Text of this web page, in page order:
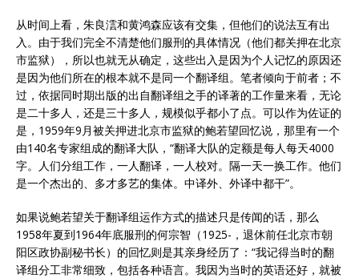
从时间上看，朱良澐和黄鸿森应该有交集，但他们的说法互有出
入。由于我们完全不清楚他们服刑的具体情况（他们都关押在北京
市监狱），所以也就无从确定，这些出入是因为个人记忆的原因还
是因为他们所在的根本就不是同一个翻译组。笔者倾向于前者；不
过，依据同时期出版的出自翻译组之手的译著的工作量来看，无论
是二十多人，还是三十多人，规模似乎都小了点。可以作为佐证的
是，1959年9月被关押进北京市监狱的鲍若望回忆说，那里有一个
由140名专家组成的翻译大队，“翻译大队的定额是每人每天4000
字。人们分组工作，一人翻译，一人校对。隔一天一换工作。他们
是一个杰出的、多才多艺的集体。中译外、外译中都干”。
如果说鲍若望关于翻译组运作方式的描述只是传闻的话，那么
1958年夏到1964年底服刑的何宗智（1925-，退休前任北京市朝
阳区政协副秘书长）的回忆则是其亲身经历了：“我记得当时的翻
译组分工非常细致，包括各种语言。我因为当时的英语还好，就被